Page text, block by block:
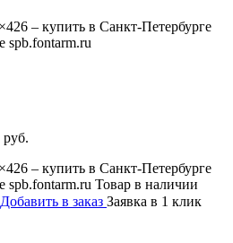
руб.
Добавить в заказ Заявка в 1 клик